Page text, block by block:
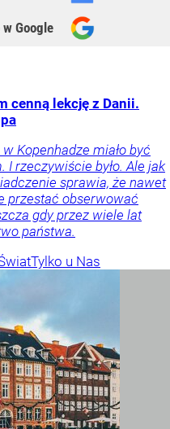
w Google
cenną lekcję z Danii.
Kopenhadze miało być
rzeczywiście było. Ale jak
sprawia, że nawet
przestać obserwować
gdy przez wiele lat
państwa.
Tylko u Nas